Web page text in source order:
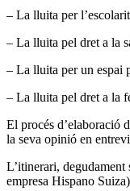
– La lluita per
– La lluita pel dret a la
– La lluita per un espai
– La lluita pel dret a la
El procés d’elaboració
la seva opinió en
L’itinerari,
empresa Hispano